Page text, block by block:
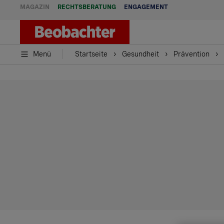
MAGAZIN RECHTSBERATUNG ENGAGEMENT
Menü Startseite Gesundheit Prävention